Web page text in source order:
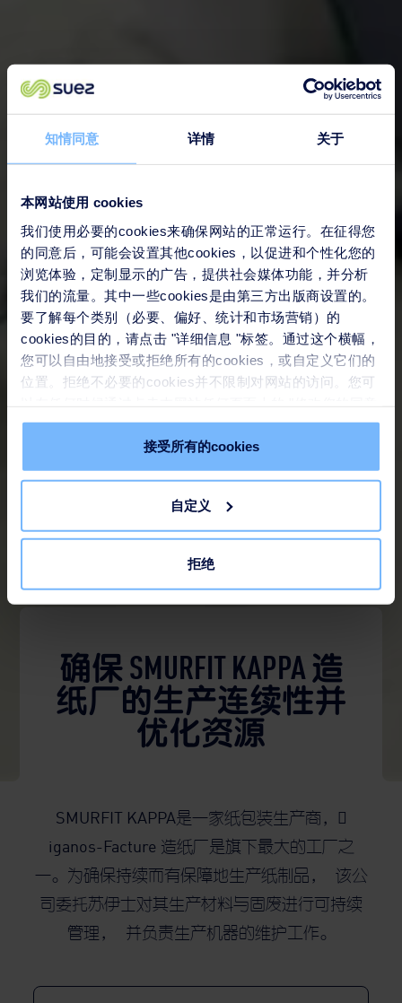
知情同意 详情 关于
本网站使用 cookies
我们使用必要的cookies来确保网站的正常运行。在征得您
的同意后，可能会设置其他cookies，以促进和个性化您的
浏览体验，定制显示的广告，提供社会媒体功能，并分析
我们的流量。其中一些cookies是由第三方出版商设置的。
要了解每个类别（必要、偏好、统计和市场营销）的
cookies的目的，请点击 "详细信息 "标签。通过这个横幅，
您可以自由地接受或拒绝所有的cookies，或自定义它们的
位置。拒绝不必要的cookies并不限制对网站的访问。您可
" 链接来撤回您的同意。请在我们的Cookie政策中了解更
接受所有的cookies
自定义
拒绝
确保 SMURFIT KAPPA 造
纸厂的生产连续性并
优化资源
SMURFIT KAPPA是一家纸包装生产商，𠊋
iganos-Facture 造纸厂是旗下最大的工厂之
一。为确保持续而有保障地生产纸制品， 该公
司委托苏伊士对其生产材料与固废进行可持续
管理， 并负责生产机器的维护工作。